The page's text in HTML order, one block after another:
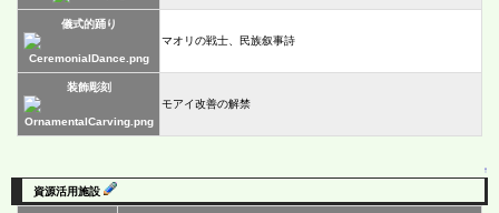
儀式的踊り
マオリの戦士、民族叙事詩
装飾彫刻
モアイ改善の解禁
↑
資源活用施設